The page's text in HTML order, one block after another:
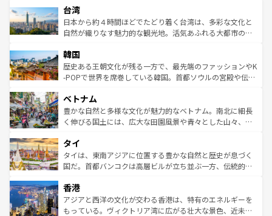
情報は
人々、おいしいローカルフードやハワイアンミュージッ
ク、伝統的なフラダンスなど、すべてがハワイの魅力を彩
っている。訪れるたびに新しい発見と感動が待っているハ
はコンテンツ一覧
リアリーフや大陸中央部にそびえるウルル（エアーズロッ
ク）、タスマニアの美しい原生林やケアンズの熱帯雨林な
ど、見どころがたくさん。また、カフェやワイン、オージ
いる。アクティビティも充実しており、サーフィンやダイ
ビング、ハイキングなど、アウトドア好きにはたまらな
い。オーストラリアの多彩な魅力を存分に味わいつくそ
参照してほしい。
台湾
日本から約４時間ほどでたどり着く台湾は、多彩な文化と
自然が織りなす魅力的な観光地。活気あふれる大都市の台
ン）、静ひつな山岳地帯である台湾東部など、都市の喧騒
と山間の静けさが共存しており、訪れる人に新しい発見と
驚きをもたらしてくれる。また、奥深い台湾の食文化も魅
容にもいいと評判のスイーツなど、バラエティ豊かな料理
が味わえる。 なお、新着の台湾情報は コンテンツ一覧を参
照してほしい。
韓国
歴史ある王朝文化が残る一方で、最先端のファッションやK
-POPで世界を席巻している韓国。首都ソウルの宮殿や伝統
き、地方に足を延ばせば四季折々の自然美を楽しむことが
できる。そして、キムチや焼肉、絶品のストリートフード
まで、さまざまな韓国料理が待っている。夜には、韓国な
リティに包まれながら、韓国の多彩な魅力を心ゆくまで味
わってみてほしい。 なお、新着の韓国情報はコンテンツ一
覧を参照してほしい。
ベトナム
豊かな自然と多様な文化が魅力的なベトナム。南北に細長
く伸びる国土には、広大な田園風景や青々とした山々、世
急速な発展と共に伝統が息づく。ハノイの古い町並みやホ
ーチミン市のフランス統治時代の建物も、独特の雰囲気を
醸し出している。また、バラエティの豊かさとおいしさで
とつ。フォーやバインミー、ベトナムコーヒーなどは、ぜ
ひ現地で味わいたい。どの地域を訪れてもあたたかい人々
が旅行者を迎えてくれるので、きっと忘れられない旅にな
タイ
タイは、東南アジアに位置する豊かな自然と歴史が息づく
国だ。首都バンコクは高層ビルが立ち並ぶ一方、伝統的な
の活気が交差している。北部ではチェンマイなどの山岳地
帯で自然と触れ合い、南部ではプーケットやクラビの美し
いビーチでリゾート気分を楽しむことができる。タイ料理
香港
アジアと西洋の文化が交わる香港は、特有のエネルギーを
もっている。ヴィクトリア湾に広がる壮大な景色、近未来